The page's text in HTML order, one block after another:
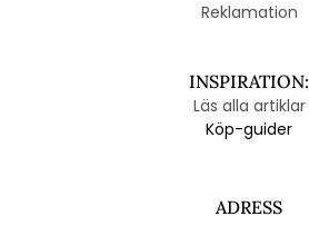
Reklamation
INSPIRATION:
Läs alla artiklar
Köp-guider
ADRESS